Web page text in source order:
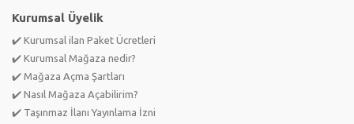
Kurumsal Üyelik
✔️ Kurumsal ilan Paket Ücretleri
✔️ Kurumsal Mağaza nedir?
✔️ Mağaza Açma Şartları
✔️ Nasıl Mağaza Açabilirim?
✔️ Taşınmaz İlanı Yayınlama İzni